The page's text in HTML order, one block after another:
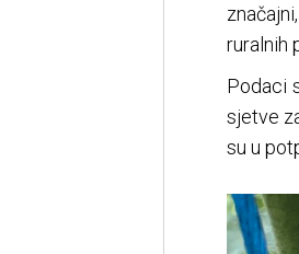
ruralnih
Podaci
sjetve
su u